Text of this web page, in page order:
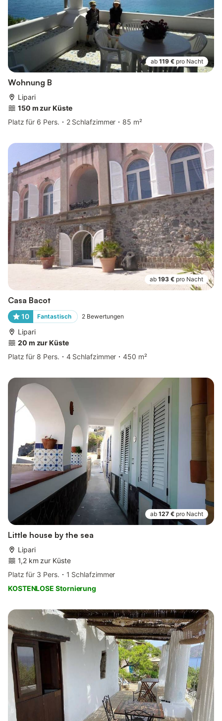
ab 119 € pro Nacht
Wohnung B
Lipari
150 m zur Küste
Platz für 6 Pers.
2 Schlafzimmer 85 m²
ab 193 € pro Nacht
Casa Bacot
10 Fantastisch 2 Bewertungen
Lipari
20 m zur Küste
Platz für 8 Pers.
4 Schlafzimmer 450 m²
ab 127 € pro Nacht
Little house by the sea
Lipari
1,2 km zur Küste
Platz für 3 Pers.
1 Schlafzimmer
KOSTENLOSE Stornierung